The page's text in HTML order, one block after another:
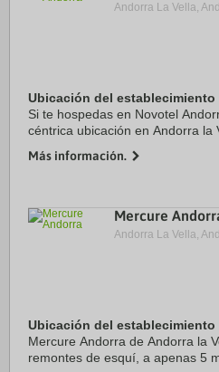
Andorra La Vella,
Ubicación del establecimiento
Si te hospedas en Novotel
céntrica ubicación en Andorra la
Pueblo. Además, este hotel para
Más información.
Mercure
Andorra La Vella,
Ubicación del establecimiento
Mercure Andorra de Andorra la
remontes de esquí, a apenas 5